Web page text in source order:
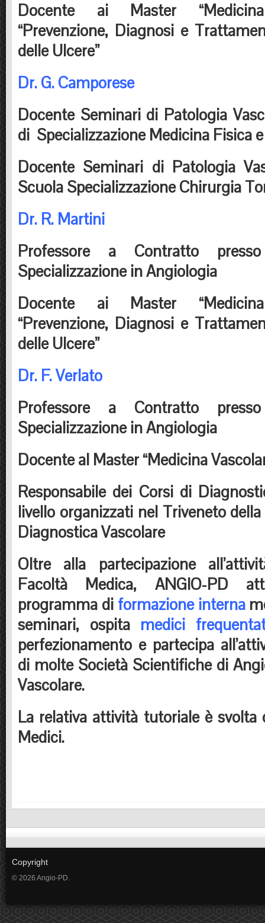
Docente ai Master
“Prevenzione, Diagnosi e
delle Ulcere”
Dr. G. Camporese
Docente Seminari di Patologia
di Specializzazione Medicina Fisica
Docente Seminari di Patologia
Scuola Specializzazione Chirurgia
Dr. R. Martini
Professore a Contratto
Specializzazione in Angiologia
Docente ai Master
“Prevenzione, Diagnosi e
delle Ulcere”
Dr. F. Verlato
Professore a Contratto
Specializzazione in Angiologia
Docente al Master “Medicina
Responsabile dei Corsi di
livello organizzati nel Triveneto
Diagnostica Vascolare
Oltre alla partecipazione
Facoltà Medica, ANGIO-PD
programma di formazione interna
seminari, ospita medici
perfezionamento e partecipa
di molte Società Scientifiche di
Vascolare.
La relativa attività tutoriale è
Medici.
Copyright
© 2026 Angio-PD.